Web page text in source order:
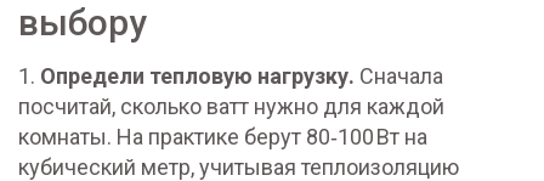
выбору
1. Определи тепловую нагрузку. Сначала
посчитай, сколько ватт нужно для каждой
комнаты. На практике берут 80‑100 Вт на
кубический метр, учитывая теплоизоляцию